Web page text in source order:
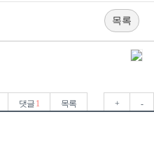
목록
댓글 1 목록 + -